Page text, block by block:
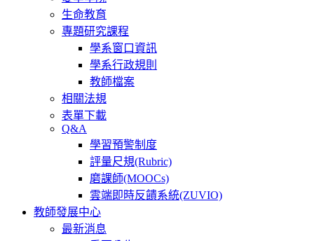
生命教育
專題研究課程
學系窗口資訊
學系行政規則
教師檔案
相關法規
表單下載
Q&A
學習預警制度
評量尺規(Rubric)
磨課師(MOOCs)
雲端即時反饋系統(ZUVIO)
教師發展中心
最新消息